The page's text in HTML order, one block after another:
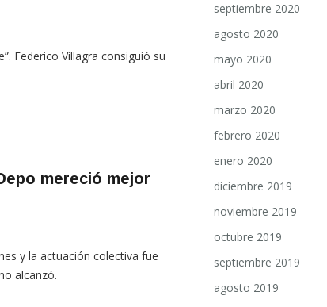
Federico Villagra consiguió su
mereció mejor
y la actuación colectiva fue
alcanzó.
septiembre 2020
agosto 2020
mayo 2020
abril 2020
marzo 2020
febrero 2020
enero 2020
diciembre 2019
noviembre 2019
octubre 2019
septiembre 2019
agosto 2019